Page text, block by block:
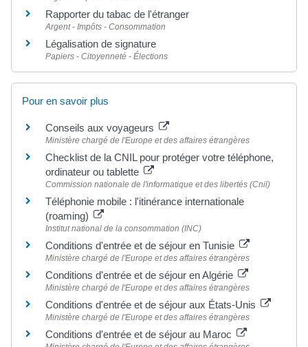
Rapporter du tabac de l'étranger
Argent - Impôts - Consommation
Légalisation de signature
Papiers - Citoyenneté - Élections
Pour en savoir plus
Conseils aux voyageurs
Ministère chargé de l'Europe et des affaires étrangères
Checklist de la CNIL pour protéger votre téléphone,
ordinateur ou tablette
Commission nationale de l'informatique et des libertés (Cnil)
Téléphonie mobile : l'itinérance internationale
(roaming)
Institut national de la consommation (INC)
Conditions d'entrée et de séjour en Tunisie
Ministère chargé de l'Europe et des affaires étrangères
Conditions d'entrée et de séjour en Algérie
Ministère chargé de l'Europe et des affaires étrangères
Conditions d'entrée et de séjour aux États-Unis
Ministère chargé de l'Europe et des affaires étrangères
Conditions d'entrée et de séjour au Maroc